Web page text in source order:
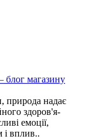
блог магазину
природа надає
здоров'я-
емоції,
і вплив..